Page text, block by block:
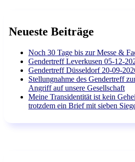
Neueste Beiträge
Noch 30 Tage bis zur Messe &
Gendertreff Leverkusen 05-12-
Gendertreff Düsseldorf 20-09-
Stellungnahme des Gendertreff
Angriff auf unsere Gesellschaft
Meine Transidentität ist kein
trotzdem ein Brief mit sieben